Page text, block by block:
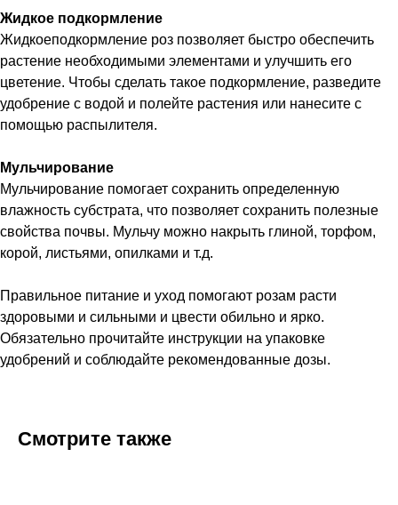
Жидкое подкормление
Жидкоеподкормление роз позволяет быстро обеспечить
растение необходимыми элементами и улучшить его
цветение. Чтобы сделать такое подкормление, разведите
удобрение с водой и полейте растения или нанесите с
помощью распылителя.
Мульчирование
Мульчирование помогает сохранить определенную
влажность субстрата, что позволяет сохранить полезные
свойства почвы. Мульчу можно накрыть глиной, торфом,
корой, листьями, опилками и т.д.
Правильное питание и уход помогают розам расти
здоровыми и сильными и цвести обильно и ярко.
Обязательно прочитайте инструкции на упаковке
удобрений и соблюдайте рекомендованные дозы.
Смотрите также